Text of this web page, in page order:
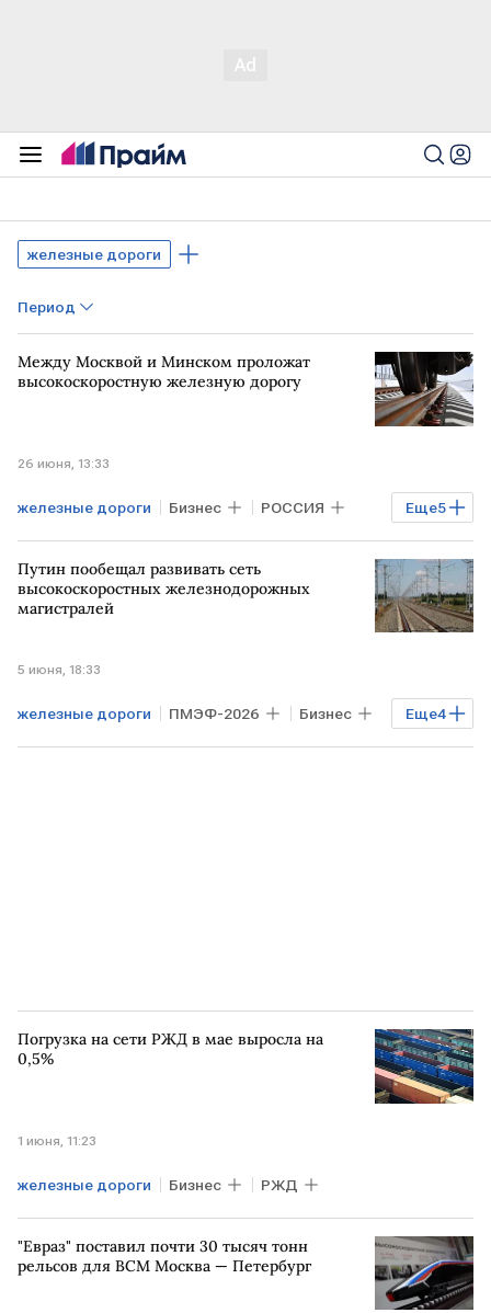
железные дороги
Период
Между Москвой и Минском проложат
высокоскоростную железную дорогу
26 июня, 13:33
Еще5
железные дороги Бизнес РОССИЯ
МОСКВА САНКТ-ПЕТЕРБУРГ
БЕЛОРУССИЯ Владимир Путин
Путин пообещал развивать сеть
высокоскоростных железнодорожных
магистралей
5 июня, 18:33
Еще4
железные дороги ПМЭФ-2026 Бизнес
РОССИЯ РФ Владимир Путин
Погрузка на сети РЖД в мае выросла на
0,5%
1 июня, 11:23
железные дороги Бизнес РЖД
"Евраз" поставил почти 30 тысяч тонн
рельсов для ВСМ Москва — Петербург